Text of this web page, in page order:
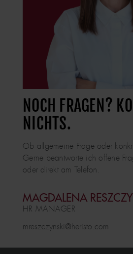
NOCH FRAGEN?
NICHTS.
Ob allgemeine Frage oder
Gerne beantworte ich offene
oder direkt am Telefon.
MAGDALENA
HR MANAGER
mreszczynski@heristo.com